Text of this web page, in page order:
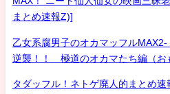
まとめ速報Z)]
乙女系腐男子のオカマッフル
逆襲！！ 極道のオカマたち編（お
タダッフル！ネトゲ廃人的まとめ